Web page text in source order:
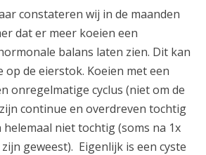
constateren wij in de maanden
dat er meer koeien een
balans laten zien. Dit kan
op de eierstok. Koeien met een
onregelmatige cyclus (niet om de
continue en overdreven tochtig
helemaal niet tochtig (soms na 1x
geweest). Eigenlijk is een cyste